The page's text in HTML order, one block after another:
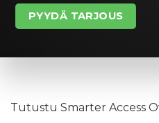
PYYDÄ TARJOUS
Tutustu Smarter Access